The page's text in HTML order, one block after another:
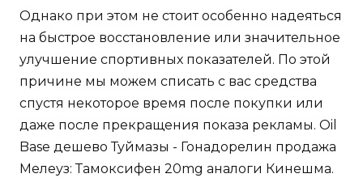
Однако при этом не стоит особенно надеяться
на быстрое восстановление или значительное
улучшение спортивных показателей. По этой
причине мы можем списать с вас средства
спустя некоторое время после покупки или
даже после прекращения показа рекламы. Oil
Base дешево Туймазы - Гонадорелин продажа
Мелеуз: Тамоксифен 20mg аналоги Кинешма.